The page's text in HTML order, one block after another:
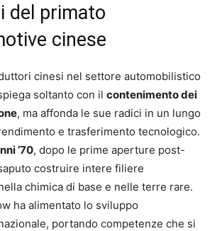
del primato
cinese
cinesi nel settore automobilistico
soltanto con il contenimento dei
, ma affonda le sue radici in un lungo
e trasferimento tecnologico.
’70, dopo le prime aperture post-
costruire intere filiere
chimica di base e nelle terre rare.
ha alimentato lo sviluppo
portando competenze che si